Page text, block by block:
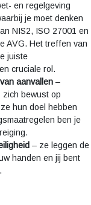
en regelgeving
je moet denken
NIS2, ISO 27001 en
AVG. Het treffen van
juiste
cruciale rol.
aanvallen –
zich bewust op
hun doel hebben
ben je
– ze leggen de
handen en jij bent